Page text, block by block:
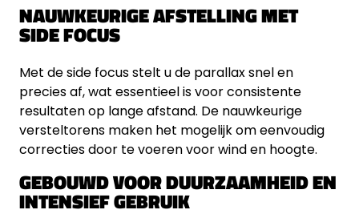
NAUWKEURIGE AFSTELLING MET
SIDE FOCUS
Met de side focus stelt u de parallax snel en
precies af, wat essentieel is voor consistente
resultaten op lange afstand. De nauwkeurige
versteltorens maken het mogelijk om eenvoudig
correcties door te voeren voor wind en hoogte.
GEBOUWD VOOR DUURZAAMHEID EN
INTENSIEF GEBRUIK